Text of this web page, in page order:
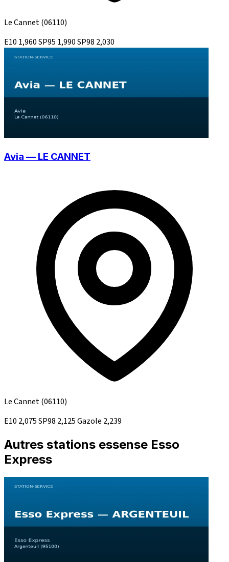
Le Cannet(06110)
E10 1,960SP95 1,990SP98 2,030
Avia — LE CANNET
Le Cannet(06110)
E10 2,075SP98 2,125Gazole 2,239
Autres stations essense Esso
Express